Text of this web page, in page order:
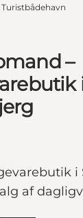
–
i
af